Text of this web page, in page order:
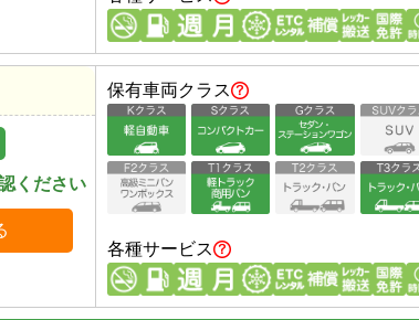
ください
保有車両クラス
各種サービス